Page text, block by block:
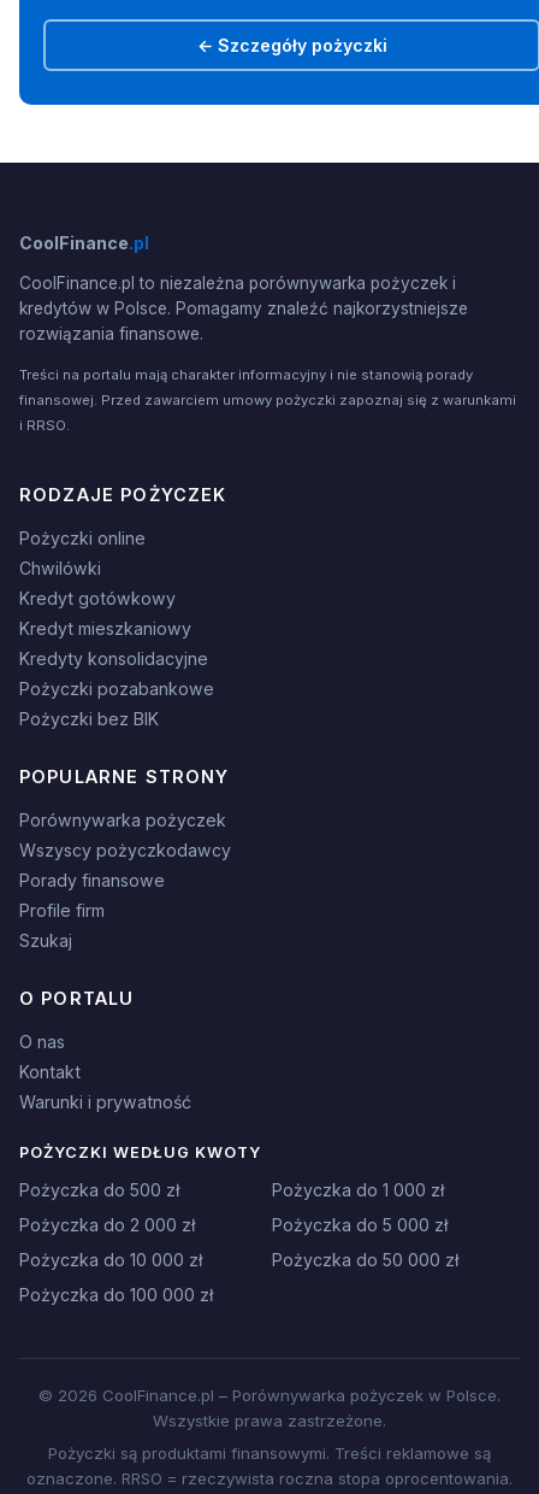
← Szczegóły pożyczki
CoolFinance.pl
CoolFinance.pl to niezależna porównywarka pożyczek i
kredytów w Polsce. Pomagamy znaleźć najkorzystniejsze
rozwiązania finansowe.
Treści na portalu mają charakter informacyjny i nie stanowią porady
finansowej. Przed zawarciem umowy pożyczki zapoznaj się z warunkami
i RRSO.
RODZAJE POŻYCZEK
Pożyczki online
Chwilówki
Kredyt gotówkowy
Kredyt mieszkaniowy
Kredyty konsolidacyjne
Pożyczki pozabankowe
Pożyczki bez BIK
POPULARNE STRONY
Porównywarka pożyczek
Wszyscy pożyczkodawcy
Porady finansowe
Profile firm
Szukaj
O PORTALU
O nas
Kontakt
Warunki i prywatność
POŻYCZKI WEDŁUG KWOTY
Pożyczka do 500 zł
Pożyczka do 1 000 zł
Pożyczka do 2 000 zł
Pożyczka do 5 000 zł
Pożyczka do 10 000 zł
Pożyczka do 50 000 zł
Pożyczka do 100 000 zł
© 2026 CoolFinance.pl – Porównywarka pożyczek w Polsce.
Wszystkie prawa zastrzeżone.
Pożyczki są produktami finansowymi. Treści reklamowe są
oznaczone. RRSO = rzeczywista roczna stopa oprocentowania.